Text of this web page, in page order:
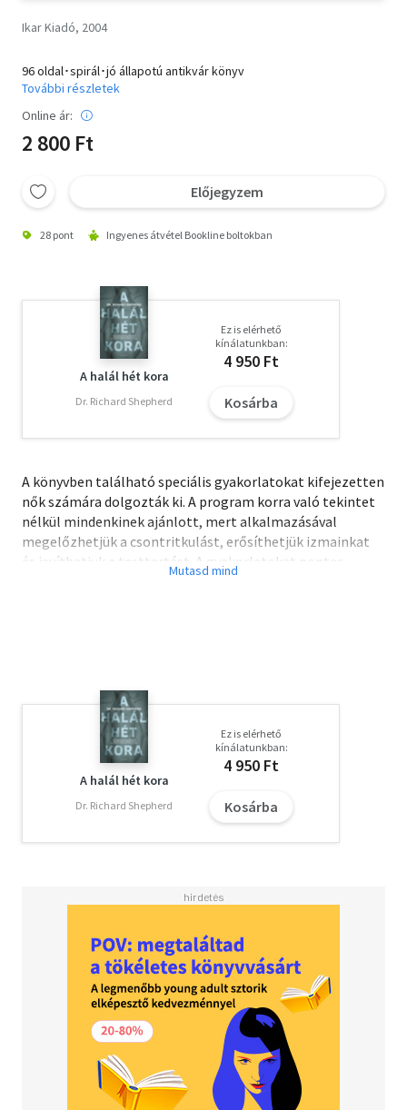
Vallás
Ikar Kiadó, 2004
96 oldal･spirál･jó állapotú antikvár könyv
További részletek
Online ár:
2 800 Ft
Előjegyzem
28 pont Ingyenes átvétel Bookline boltokban
A halál hét kora
Dr. Richard Shepherd
Ez is elérhető
kínálatunkban:
4 950 Ft
Kosárba
A könyvben található speciális gyakorlatokat kifejezetten
nők számára dolgozták ki. A program korra való tekintet
nélkül mindenkinek ajánlott, mert alkalmazásával
megelőzhetjük a csontritkulást, erősíthetjük izmainkat
és javíthatjuk a testtartást. A gyakorlatokat pontos
A halál hét kora
Dr. Richard Shepherd
Ez is elérhető
kínálatunkban:
4 950 Ft
Kosárba